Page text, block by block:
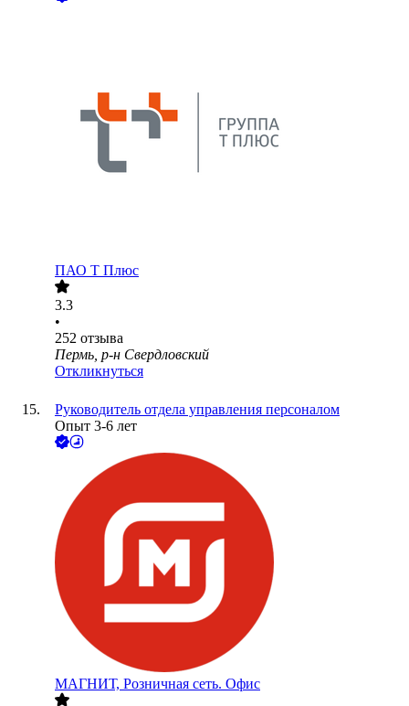
ПАО Т Плюс
3.3
•
252 отзыва
Пермь, р-н Свердловский
Откликнуться
Руководитель отдела управления персоналом
Опыт 3-6 лет
МАГНИТ, Розничная сеть. Офис